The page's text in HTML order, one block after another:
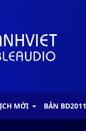
MỚI BẢN BD2011